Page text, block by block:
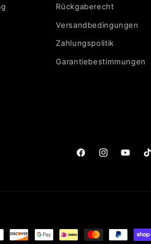
Rückgaberecht
Versandbedingungen
Zahlungspolitik
Garantiebestimmungen
FacebookInstagramYouTube